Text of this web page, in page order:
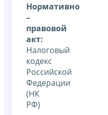
Нормативно
–
правовой
акт:
Налоговый
кодекс
Российской
Федерации
(НК
РФ)